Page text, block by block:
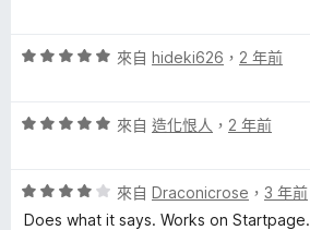
分
分
評
分
分
5
來自 hideki626 ， 2 年前
評
分
，
來自 造化恨人 ， 2 年前
評
價
來自 Draconicrose ， 3 年前
Does what it says. Works on Startpage.